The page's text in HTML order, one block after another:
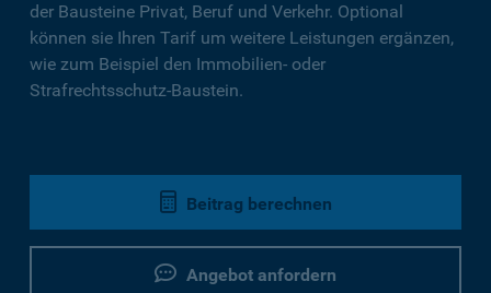
der Bausteine Privat, Beruf und Verkehr. Optional
können sie Ihren Tarif um weitere Leistungen ergänzen,
wie zum Beispiel den Immobilien- oder
Strafrechtsschutz-Baustein.
Beitrag berechnen
Angebot anfordern